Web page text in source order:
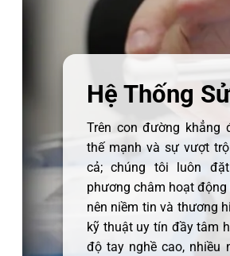
Hệ Thống
Trên con đường khẳng
thế mạnh và sự vượt
cả; chúng tôi luôn
phương châm hoạt
nên niềm tin và thương
kỹ thuật uy tín đầy tâm
độ tay nghề cao, nhiều